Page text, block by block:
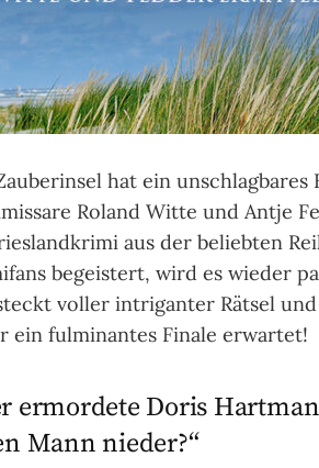
hat ein
Roland Witte und Antje
aus der beliebten
begeistert, wird es wieder
voller intriganter Rätsel
ein fulminantes Finale erwartet!
ermordete Doris
Mann nieder?“